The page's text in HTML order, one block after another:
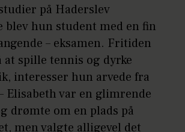
på Haderslev
blev hun student med en fin
– eksamen. Fritiden
at spille tennis og dyrke
interesser hun arvede fra
Elisabeth var en glimrende
drømte om en plads på
men valgte alligevel det